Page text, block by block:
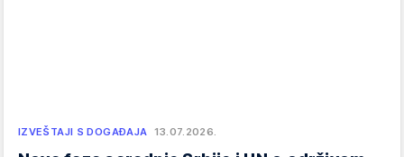
IZVEŠTAJI S DOGAĐAJA 13.07.2026.